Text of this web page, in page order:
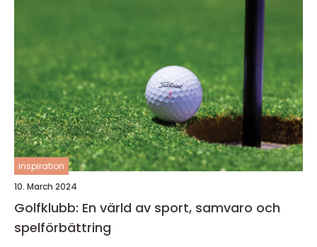
inspiration
10. March 2024
Golfklubb: En värld av sport, samvaro och
spelförbättring